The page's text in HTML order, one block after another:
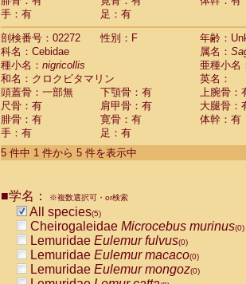
Pitheciidae Chiropotes satanas
Pitheciidae Pithecia monachus
Pitheciidae Pithecia pithecia (0)
Cercopithecidae Cercocebus agilis (0)
Cercopithecidae
Cercocebus
Cercopithecidae
Cercocebus
CercopithecidaeCercocebus
CercopithecidaeCercocebus
CercopithecidaeCercocebus hybrid(0)
CercopithecidaeCercocebus
CercopithecidaeLophocebus
CercopithecidaePapio hamadryas
Cercopithecidae
CercopithecidaePapiospp. (0)
CercopithecidaeMandrillus
CercopithecidaeMandrillus sphinx
CercopithecidaeTheropithecus
CercopithecidaeMacaca arctoides
手：有
足：有
剖検番号：02272
性別：F
年齢：
科名：Cebidae
属名：
種小名： nigricollis
亜種小名
和名：クロクビタマリン
英名：
頭蓋骨：一部無
下顎骨：有
上腕骨：
尺骨：有
肩甲骨：有
大腿骨：
腓骨：有
寛骨：有
体幹：有
手：有
足：有
5 件中 1 件から 5 件を表示中
■学名： ※複数選択可・or検索
All species(5)
Cheirogaleidae Microcebus murinus(0)
Lemuridae Eulemur fulvus(0)
Lemuridae Eulemur macaco(0)
Lemuridae Eulemur mongoz(0)